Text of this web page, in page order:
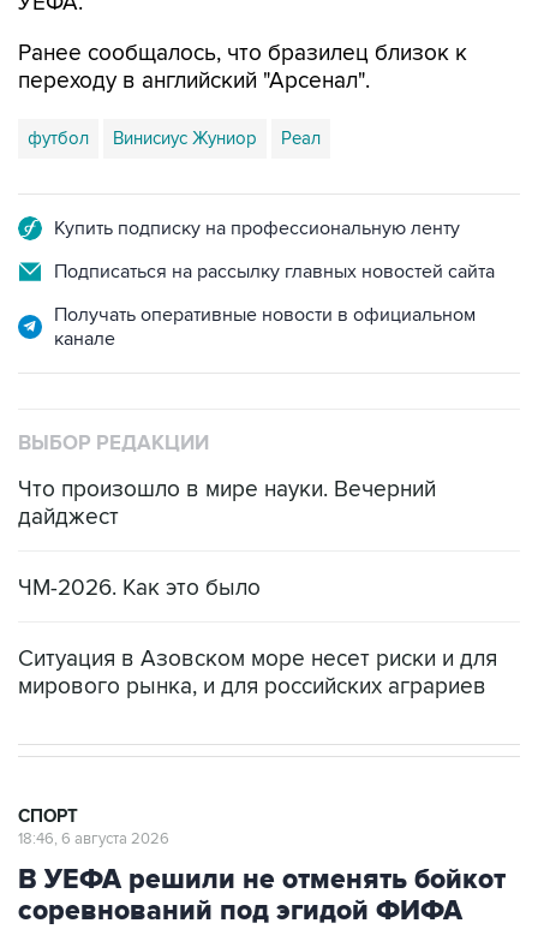
Ранее сообщалось, что бразилец близок к
переходу в английский "Арсенал".
футбол Винисиус Жуниор Реал
Купить подписку на профессиональную ленту
Подписаться на рассылку главных новостей сайта
Получать оперативные новости в официальном
канале
ВЫБОР РЕДАКЦИИ
Что произошло в мире науки. Вечерний
дайджест
ЧМ-2026. Как это было
Ситуация в Азовском море несет риски и для
мирового рынка, и для российских аграриев
СПОРТ
18:46, 6 августа 2026
В УЕФА решили не отменять бойкот
соревнований под эгидой ФИФА